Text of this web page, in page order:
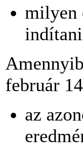
milyen
február
az